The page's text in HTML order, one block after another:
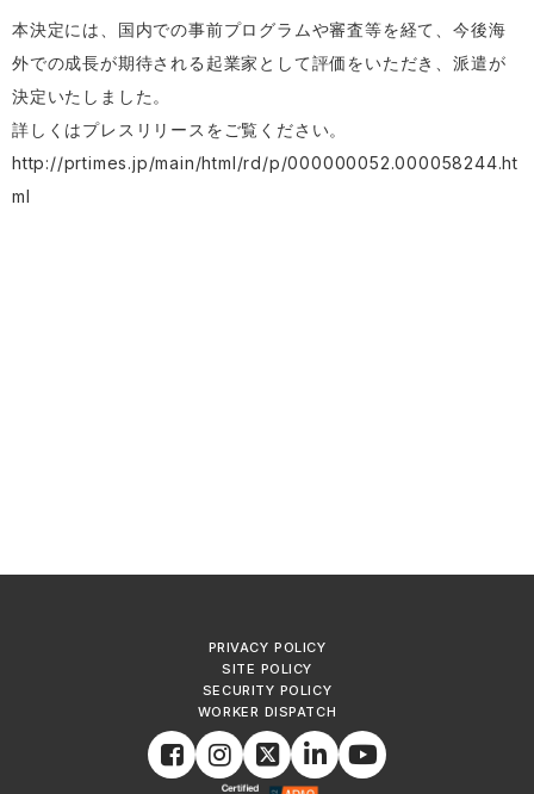
本決定には、国内での事前プログラムや審査等を経て、今後海
外での成長が期待される起業家として評価をいただき、派遣が
決定いたしました。
詳しくはプレスリリースをご覧ください。
http://prtimes.jp/main/html/rd/p/000000052.000058244.ht
ml
PRIVACY POLICY
SITE POLICY
SECURITY POLICY
WORKER DISPATCH